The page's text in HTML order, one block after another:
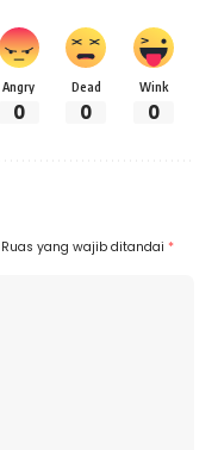
Angry
0
Dead
0
Wink
0
Ruas yang wajib ditandai *